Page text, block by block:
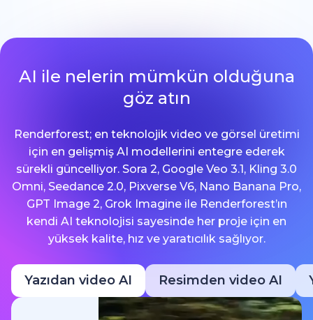
AI ile nelerin mümkün olduğuna
göz atın
Renderforest; en teknolojik video ve görsel üretimi
için en gelişmiş AI modellerini entegre ederek
sürekli güncelliyor. Sora 2, Google Veo 3.1, Kling 3.0
Omni, Seedance 2.0, Pixverse V6, Nano Banana Pro,
GPT Image 2, Grok Imagine ile Renderforest’ın
kendi AI teknolojisi sayesinde her proje için en
yüksek kalite, hız ve yaratıcılık sağlıyor.
Yazıdan video AI Resimden video AI